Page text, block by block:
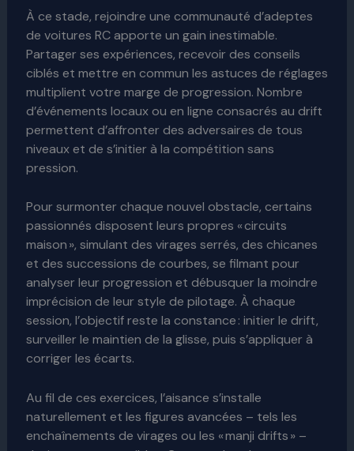
À ce stade, rejoindre une communauté d’adeptes
de voitures RC apporte un gain inestimable.
Partager ses expériences, recevoir des conseils
ciblés et mettre en commun les astuces de réglages
multiplient votre marge de progression. Nombre
d’événements locaux ou en ligne consacrés au drift
permettent d’affronter des adversaires de tous
niveaux et de s’initier à la compétition sans
pression.
Pour surmonter chaque nouvel obstacle, certains
passionnés disposent leurs propres « circuits
maison », simulant des virages serrés, des chicanes
et des successions de courbes, se filmant pour
analyser leur progression et débusquer la moindre
imprécision de leur style de pilotage. À chaque
session, l’objectif reste la constance : initier le drift,
surveiller le maintien de la glisse, puis s’appliquer à
corriger les écarts.
Au fil de ces exercices, l’aisance s’installe
naturellement et les figures avancées – tels les
enchaînements de virages ou les « manji drifts » –